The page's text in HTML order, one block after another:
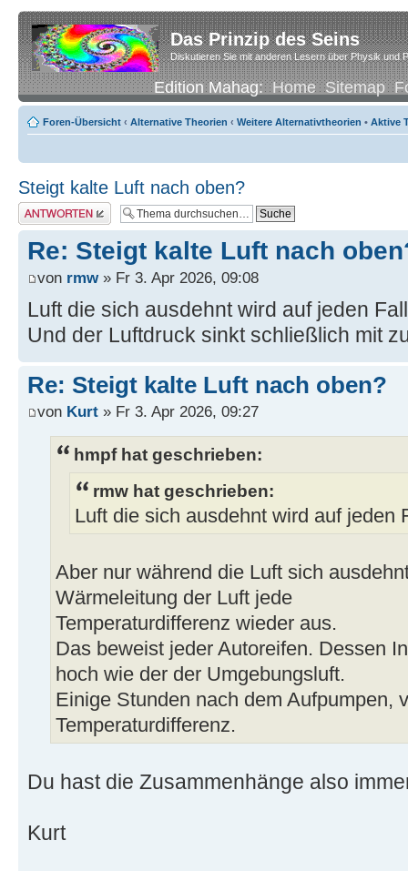
Das Prinzip des Seins
Diskutieren Sie mit anderen Lesern über Physik und
Edition Mahag:Home Sitemap
Foren-Übersicht ‹ Alternative Theorien ‹ Weitere Alternativtheorien • Aktive
Steigt kalte Luft nach oben?
Antwort erstellen
Re: Steigt kalte Luft nach
von rmw» Fr 3. Apr 2026, 09:08
Luft die sich ausdehnt wird auf jeden
Und der Luftdruck sinkt schließlich mit
Re: Steigt kalte Luft nach oben?
von Kurt » Fr 3. Apr 2026, 09:27
hmpf hat geschrieben:
rmw hat geschrieben:
Luft die sich ausdehnt wird auf jeden
Aber nur während die Luft sich
Wärmeleitung der Luft jede
Temperaturdifferenz wieder aus.
Das beweist jeder Autoreifen. Dessen
hoch wie der der Umgebungsluft.
Einige Stunden nach dem Aufpumpen,
Temperaturdifferenz.
Du hast die Zusammenhänge also
Kurt